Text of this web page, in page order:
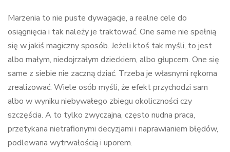
Marzenia to nie puste dywagacje, a realne cele do
osiągnięcia i tak należy je traktować. One same nie spełnią
się w jakiś magiczny sposób. Jeżeli ktoś tak myśli, to jest
albo małym, niedojrzałym dzieckiem, albo głupcem. One się
same z siebie nie zaczną dziać. Trzeba je własnymi rękoma
zrealizować. Wiele osób myśli, że efekt przychodzi sam
albo w wyniku niebywałego zbiegu okoliczności czy
szczęścia. A to tylko zwyczajna, często nudna praca,
przetykana nietrafionymi decyzjami i naprawianiem błędów,
podlewana wytrwałością i uporem.